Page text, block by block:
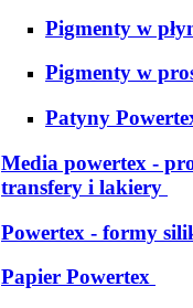
Pigmenty w
Pigmenty w
Patyny
Media powertex -
transfery i lakiery
Powertex - formy
Papier Powertex